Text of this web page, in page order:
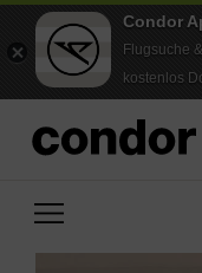
Condor
Flugsuche
kostenlos